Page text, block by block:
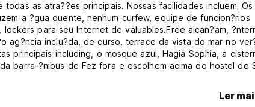
as atra??es principais. Nossas facilidades incluem;
a ?gua quente, nenhum curfew, equipe de funcion?rios
para seu Internet de valuables.Free alcan?am,
ag?ncia inclu?da, de curso, terrace da vista do mar no
principais including, o mosque azul, Hagia Sophia, a
barra-?nibus de Fez fora e escolhem acima do hostel de
Ler